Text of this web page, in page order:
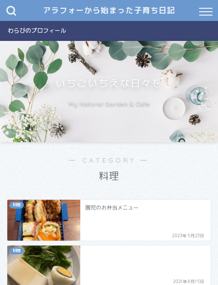
アラフォーから始まった子育ち日記
わらびのプロフィール
いちごいちえな日々を
My Natural Garden & Cafe
― CATEGORY ―
料理
料理 園児のお弁当メニュー
2023年5月23日
料理
2021年8月15日